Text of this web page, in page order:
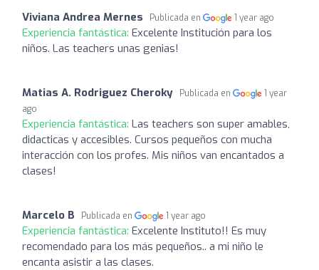
Viviana Andrea Mernes Publicada en 1 year ago
Experiencia fantástica: Excelente Institución para los
niños. Las teachers unas genias!
Matias A. Rodriguez Cheroky Publicada en
1 year
ago
Experiencia fantástica: Las teachers son super amables,
didacticas y accesibles. Cursos pequeños con mucha
interacción con los profes. Mis niños van encantados a
clases!
Marcelo B Publicada en 1 year ago
Experiencia fantástica: Excelente Instituto!! Es muy
recomendado para los más pequeños.. a mi niño le
encanta asistir a las clases.